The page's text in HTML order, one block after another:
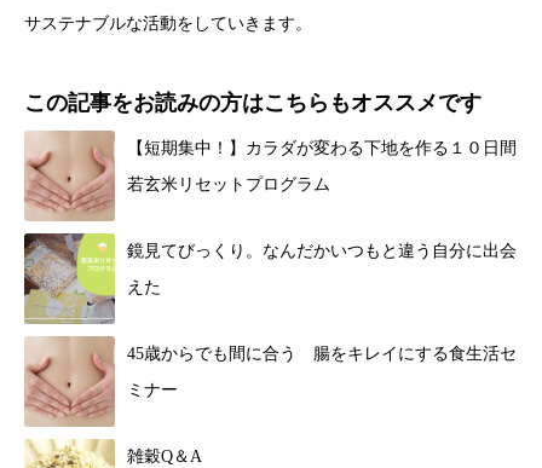
サステナブルな活動をしていきます。
この記事をお読みの方はこちらもオススメです
【短期集中！】カラダが変わる下地を作る１０日間
若玄米リセットプログラム
鏡見てびっくり。なんだかいつもと違う自分に出会
えた
45歳からでも間に合う 腸をキレイにする食生活セ
ミナー
雑穀Q＆A